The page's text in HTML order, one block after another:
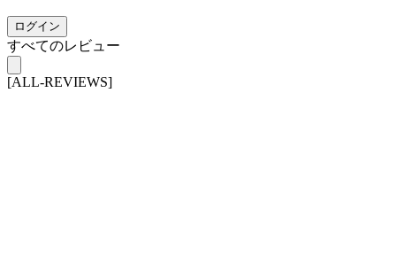
ログイン
すべてのレビュー
[ALL-REVIEWS]